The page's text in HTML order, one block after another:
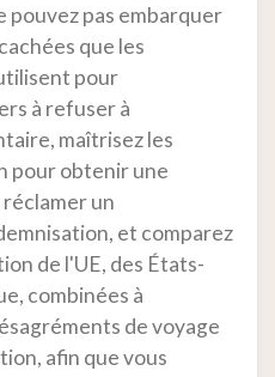
pouvez pas embarquer
que les
pour
à refuser à
maîtrisez les
pour obtenir une
un
et comparez
de l'UE, des États-
combinées à
de voyage
afin que vous